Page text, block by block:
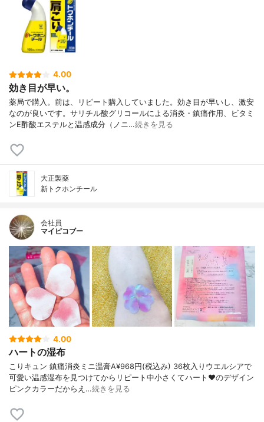
4.00
効き目が早い。
薬局で購入。前は、リピート購入していました。効き目が早いし、激安
なのが良いです。サリチル酸グリコールによる消炎・鎮痛作用、ビタミ
ンE酢酸エステルと温感成分（ノニ…続きを見る
大正製薬
新トクホンチール
会社員
マイピコブー
4.00
ハートの湿布
こりキュン 鎮痛消炎ミニ温膏A¥968円(税込み) 36枚入りウエルシアで
可愛い温感湿布を見つけてからリピート中小さくてハート♥️のデザイン
ピンクカラーだからえ…続きを見る